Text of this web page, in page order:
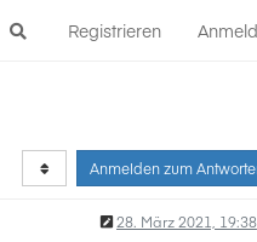
Registrieren
Anmelden zum
28. März 2021, 19:38